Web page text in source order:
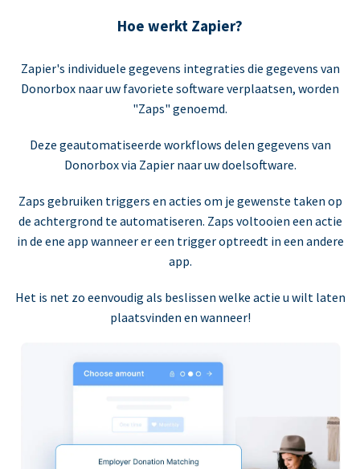
Hoe werkt Zapier?
Zapier's individuele gegevens integraties die gegevens van
Donorbox naar uw favoriete software verplaatsen, worden
"Zaps" genoemd.
Deze geautomatiseerde workflows delen gegevens van
Donorbox via Zapier naar uw doelsoftware.
Zaps gebruiken triggers en acties om je gewenste taken op
de achtergrond te automatiseren. Zaps voltooien een actie
in de ene app wanneer er een trigger optreedt in een andere
app.
Het is net zo eenvoudig als beslissen welke actie u wilt laten
plaatsvinden en wanneer!